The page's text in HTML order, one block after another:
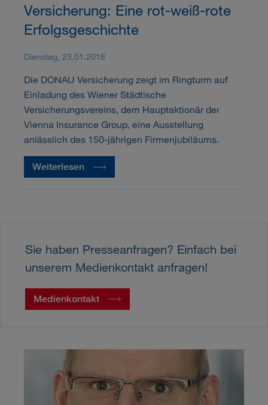
Versicherung: Eine rot-weiß-rote
Erfolgsgeschichte
Dienstag, 23.01.2018
Die DONAU Versicherung zeigt im Ringturm auf
Einladung des Wiener Städtische
Versicherungsvereins, dem Hauptaktionär der
Vienna Insurance Group, eine Ausstellung
anlässlich des 150-jährigen Firmenjubiläums.
Weiterlesen
Sie haben Presseanfragen? Einfach bei
unserem Medienkontakt anfragen!
Medienkontakt